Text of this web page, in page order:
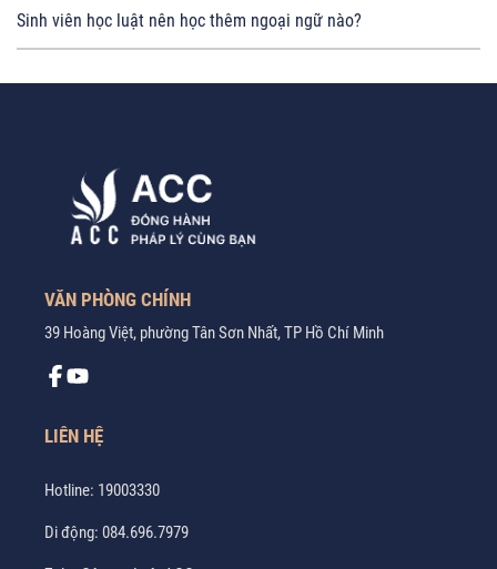
Sinh viên học luật nên học thêm ngoại ngữ nào?
VĂN PHÒNG CHÍNH
39 Hoàng Việt, phường Tân Sơn Nhất, TP Hồ Chí Minh
LIÊN HỆ
Hotline: 19003330
Di động: 084.696.7979